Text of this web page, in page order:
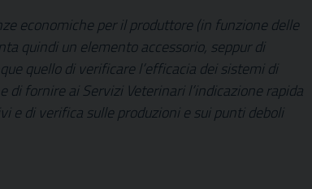
economiche per il produttore (in funzione delle
quindi un elemento accessorio, seppur di
quello di verificare l’efficacia dei sistemi di
fornire ai Servizi Veterinari l’indicazione rapida
e di verifica sulle produzioni e sui punti deboli